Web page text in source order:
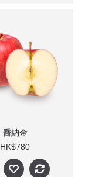
喬納金
HK$780